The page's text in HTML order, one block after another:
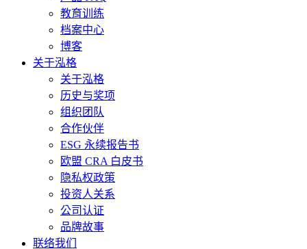
教育训练
档案中心
博客
关于泓格
关于泓格
历史与奖项
组织团队
合作伙伴
ESG 永续报告书
欧盟 CRA 白皮书
隐私权政策
投资人关系
公司认证
品牌故事
联络我们